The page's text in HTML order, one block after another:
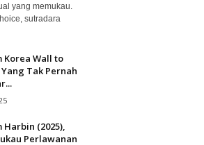
yang memukau.
sutradara
Korea Wall to
Tak Pernah
Harbin (2025),
Perlawanan